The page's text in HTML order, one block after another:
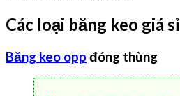
Các loại băng keo giá sỉ
Băng keo opp đóng thùng